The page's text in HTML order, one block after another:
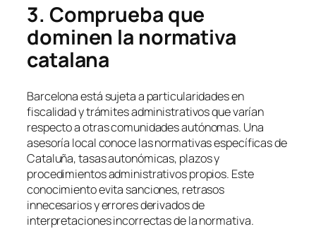
3. Comprueba que
dominen la normativa
catalana
Barcelona está sujeta a particularidades en
fiscalidad y trámites administrativos que varían
respecto a otras comunidades autónomas. Una
asesoría local conoce las normativas específicas de
Cataluña, tasas autonómicas, plazos y
procedimientos administrativos propios. Este
conocimiento evita sanciones, retrasos
innecesarios y errores derivados de
interpretaciones incorrectas de la normativa.